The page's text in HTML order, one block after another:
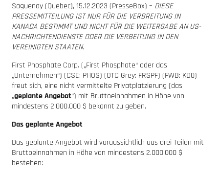
Saguenay (Quebec), 15.12.2023 (PresseBox) – DIESE
PRESSEMITTEILUNG IST NUR FÜR DIE VERBREITUNG IN
KANADA BESTIMMT UND NICHT FÜR DIE WEITERGABE AN US-
NACHRICHTENDIENSTE ODER DIE VERBEITUNG IN DEN
VEREINIGTEN STAATEN.
First Phosphate Corp. („First Phosphate“ oder das
„Unternehmen“) (CSE: PHOS) (OTC Grey: FRSPF) (FWB: KD0)
freut sich, eine nicht vermittelte Privatplatzierung (das
„geplante Angebot“) mit Bruttoeinnahmen in Höhe von
mindestens 2.000.000 $ bekannt zu geben.
Das geplante Angebot
Das geplante Angebot wird voraussichtlich aus drei Teilen mit
Bruttoeinnahmen in Höhe von mindestens 2.000.000 $
bestehen: